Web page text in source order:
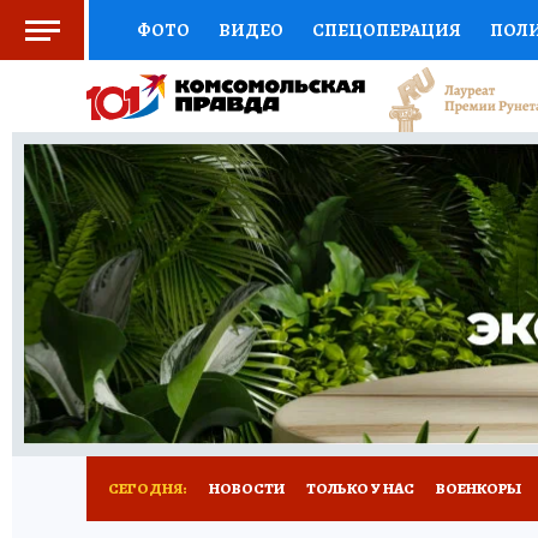
ФОТО ВИДЕО СПЕЦОПЕРАЦИЯ
СОЦПОДДЕРЖКА НАУКА СПОРТ
ВЫБОР ЭКСПЕРТОВ ДОКТОР
КНИЖНАЯ ПОЛКА ПРОГНОЗЫ НА СПОРТ
ПРЕСС-ЦЕНТР НЕДВИЖИМОСТЬ
РАДИО КП РЕКЛАМА ОБЪЯВЛЕНИЯ
СЕГОДНЯ: НОВОСТИ ТОЛЬКО У НАС ВОЕНКОРЫ